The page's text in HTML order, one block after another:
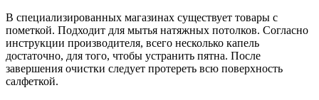
В специализированных магазинах существует товары с
пометкой. Подходит для мытья натяжных потолков. Согласно
инструкции производителя, всего несколько капель
достаточно, для того, чтобы устранить пятна. После
завершения очистки следует протереть всю поверхность
салфеткой.